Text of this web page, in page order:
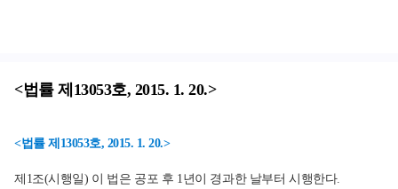
<법률 제13053호, 2015. 1. 20.>
<법률 제13053호, 2015. 1. 20.>
제1조(시행일) 이 법은 공포 후 1년이 경과한 날부터 시행한다.